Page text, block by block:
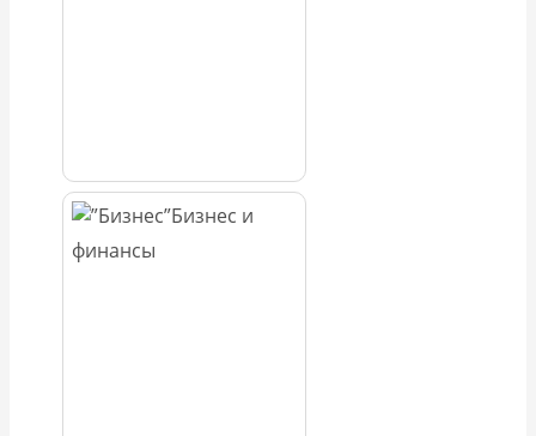
Бизнес и
финансы